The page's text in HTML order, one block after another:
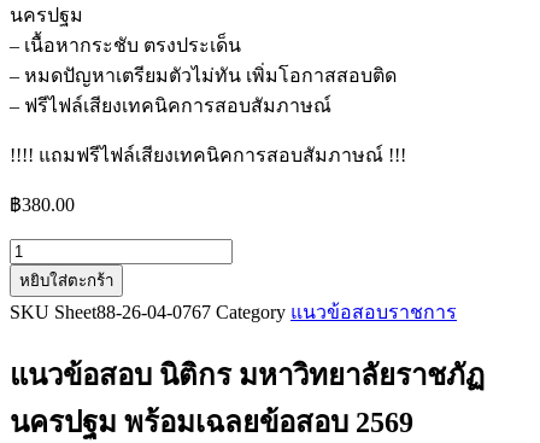
นครปฐม
– เนื้อหากระชับ ตรงประเด็น
– หมดปัญหาเตรียมตัวไม่ทัน เพิ่มโอกาสสอบติด
– ฟรีไฟล์เสียงเทคนิคการสอบสัมภาษณ์
!!!! แถมฟรีไฟล์เสียงเทคนิคการสอบสัมภาษณ์ !!!
฿380.00
จำนวน
แนว
ข้อสอบ
มหาวิทยาลัย
นครปฐม
หยิบใส่ตะกร้า
SKU Sheet88-26-04-0767 Category แนวข้อสอบราชการ
แนวข้อสอบ นิติกร มหาวิทยาลัยราชภัฏ
นครปฐม พร้อมเฉลยข้อสอบ 2569